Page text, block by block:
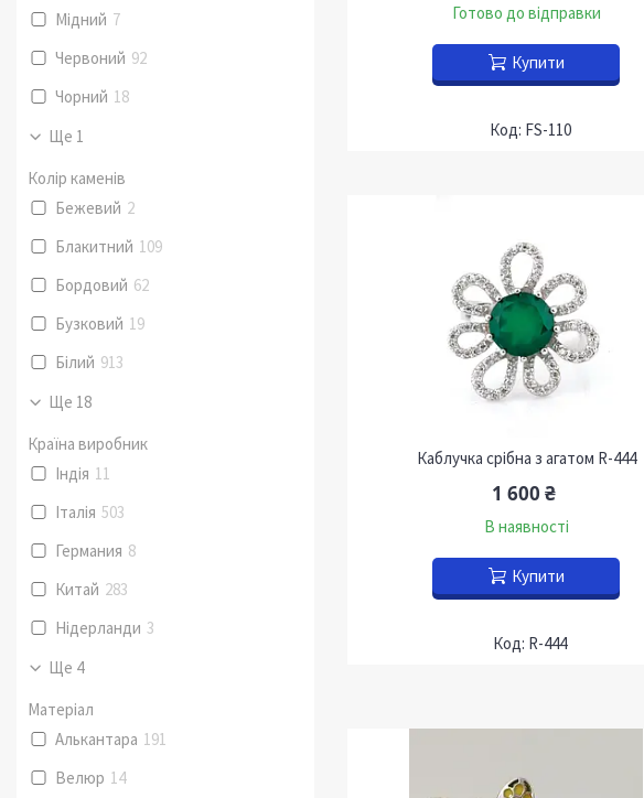
Готово до відправки
Купити
FS-110
Каблучка срібна з агатом R-444
1 600 ₴
В наявності
Купити
R-444
Мідний 7
Червоний 92
Чорний 18
Ще 1
Колір каменів
Бежевий 2
Блакитний 109
Бордовий 62
Бузковий 19
Білий 913
Ще 18
Країна виробник
Індія 11
Італія 503
Германия 8
Китай 283
Нідерланди 3
Ще 4
Матеріал
Алькантара 191
Велюр 14